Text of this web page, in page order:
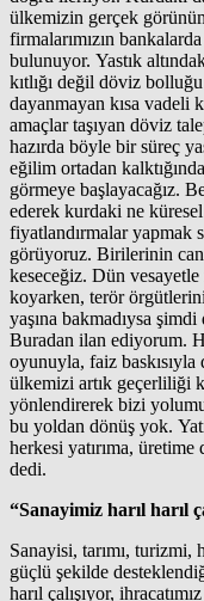
ülkemizin gerçek
firmalarımızın
bulunuyor. Yastık
kıtlığı değil döviz
dayanmayan kısa vadeli
amaçlar taşıyan döviz
hazırda böyle bir süreç
eğilim ortadan
görmeye başlayacağız.
ederek kurdaki ne
fiyatlandırmalar yapmak
görüyoruz. Birilerinin
keseceğiz. Dün vesayetle
koyarken, terör
yaşına bakmadıysa
Buradan ilan ediyorum.
oyunuyla, faiz
ülkemizi artık geçerliliği
yönlendirerek bizi
bu yoldan dönüş yok.
herkesi yatırıma, üretime
dedi.
“Sanayimiz harıl harıl
Sanayisi, tarımı, turizmi,
güçlü şekilde
harıl çalışıyor,